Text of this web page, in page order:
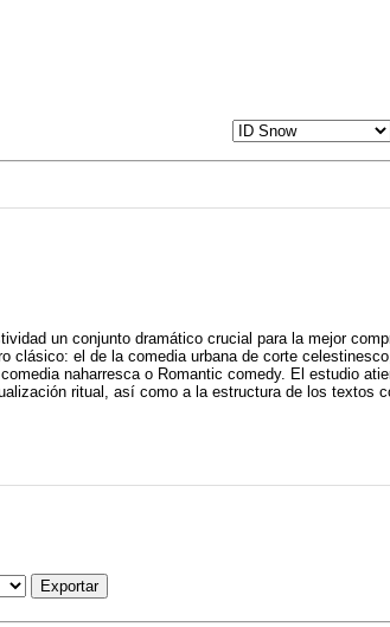
un conjunto dramático crucial para la mejor
clásico: el de la comedia urbana de corte
naharresca o Romantic comedy. El estudio
ritual, así como a la estructura de los textos
Exportar